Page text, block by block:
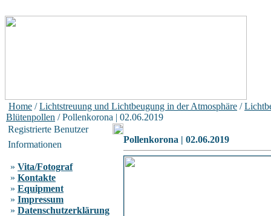
Home /Lichtstreuung und Lichtbeugung in der Atmosphäre /
Blütenpollen / Pollenkorona | 02.06.2019
Registrierte Benutzer
Informationen
» Vita/Fotograf
» Kontakte
» Equipment
» Impressum
» Datenschutzerklärung
Pollenkorona | 02.06.2019